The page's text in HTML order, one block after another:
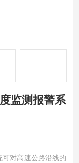
监测报警系
对高速公路沿线的